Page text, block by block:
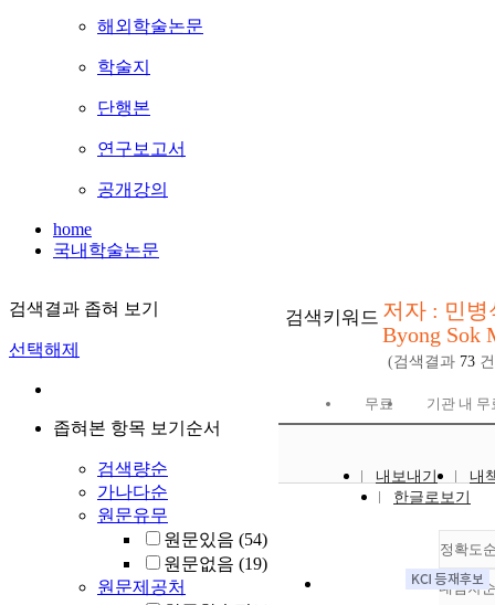
해외학술논문
학술지
단행본
연구보고서
공개강의
home
국내학술논문
검색결과 좁혀 보기
선택해제
좁혀본 항목 보기순서
검색량순
가나다순
원문유무
원문있음 (54)
원문없음 (19)
원문제공처
검색키워드 저자 : 민병
Byong Sok
(검색결과 73
무료 기관 내 무
내보내기
내
한글로보기
정확도
내림차순